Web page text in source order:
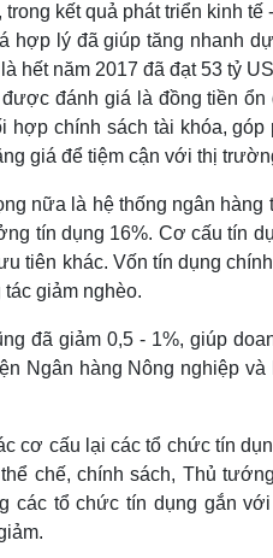
kết quả phát triển kinh
hợp lý đã giúp tăng nhanh
hết năm 2017 đã đạt 53 tỷ
đánh giá là đồng tiền
hợp chính sách tài khóa,
giá để tiệm cận với thị
nữa là hệ thống ngân
tín dụng 16%. Cơ cấu tín
tiên khác. Vốn tín dụng
giảm nghèo.
đã giảm 0,5 - 1%, giúp
Ngân hàng Nông nghiệp
cơ cấu lại các tổ chức tín
chế, chính sách, Thủ
các tổ chức tín dụng gắn